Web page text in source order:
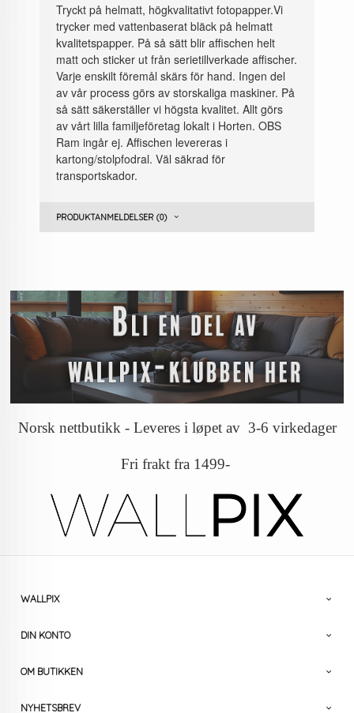
Tryckt på helmatt, högkvalitativt fotopapper.Vi
trycker med vattenbaserat bläck på helmatt
kvalitetspapper. På så sätt blir affischen helt
matt och sticker ut från serietillverkade affischer.
Varje enskilt föremål skärs för hand. Ingen del
av vår process görs av storskaliga maskiner. På
så sätt säkerställer vi högsta kvalitet. Allt görs
av vårt lilla familjeföretag lokalt i Horten. OBS
Ram ingår ej. Affischen levereras i
kartong/stolpfodral. Väl säkrad för
transportskador.
PRODUKTANMELDELSER (0)
Norsk nettbutikk - Leveres i løpet av 3-6 virkedager
Fri frakt fra 1499-
WALLPIX
DIN KONTO
OM BUTIKKEN
NYHETSBREV